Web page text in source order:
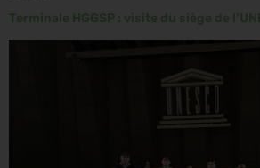
Terminale HGGSP : visite du siège de